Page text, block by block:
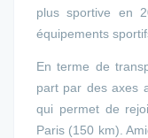
plus sportive en
équipements
En terme de
part par des axes
qui permet de
Paris (150 km).